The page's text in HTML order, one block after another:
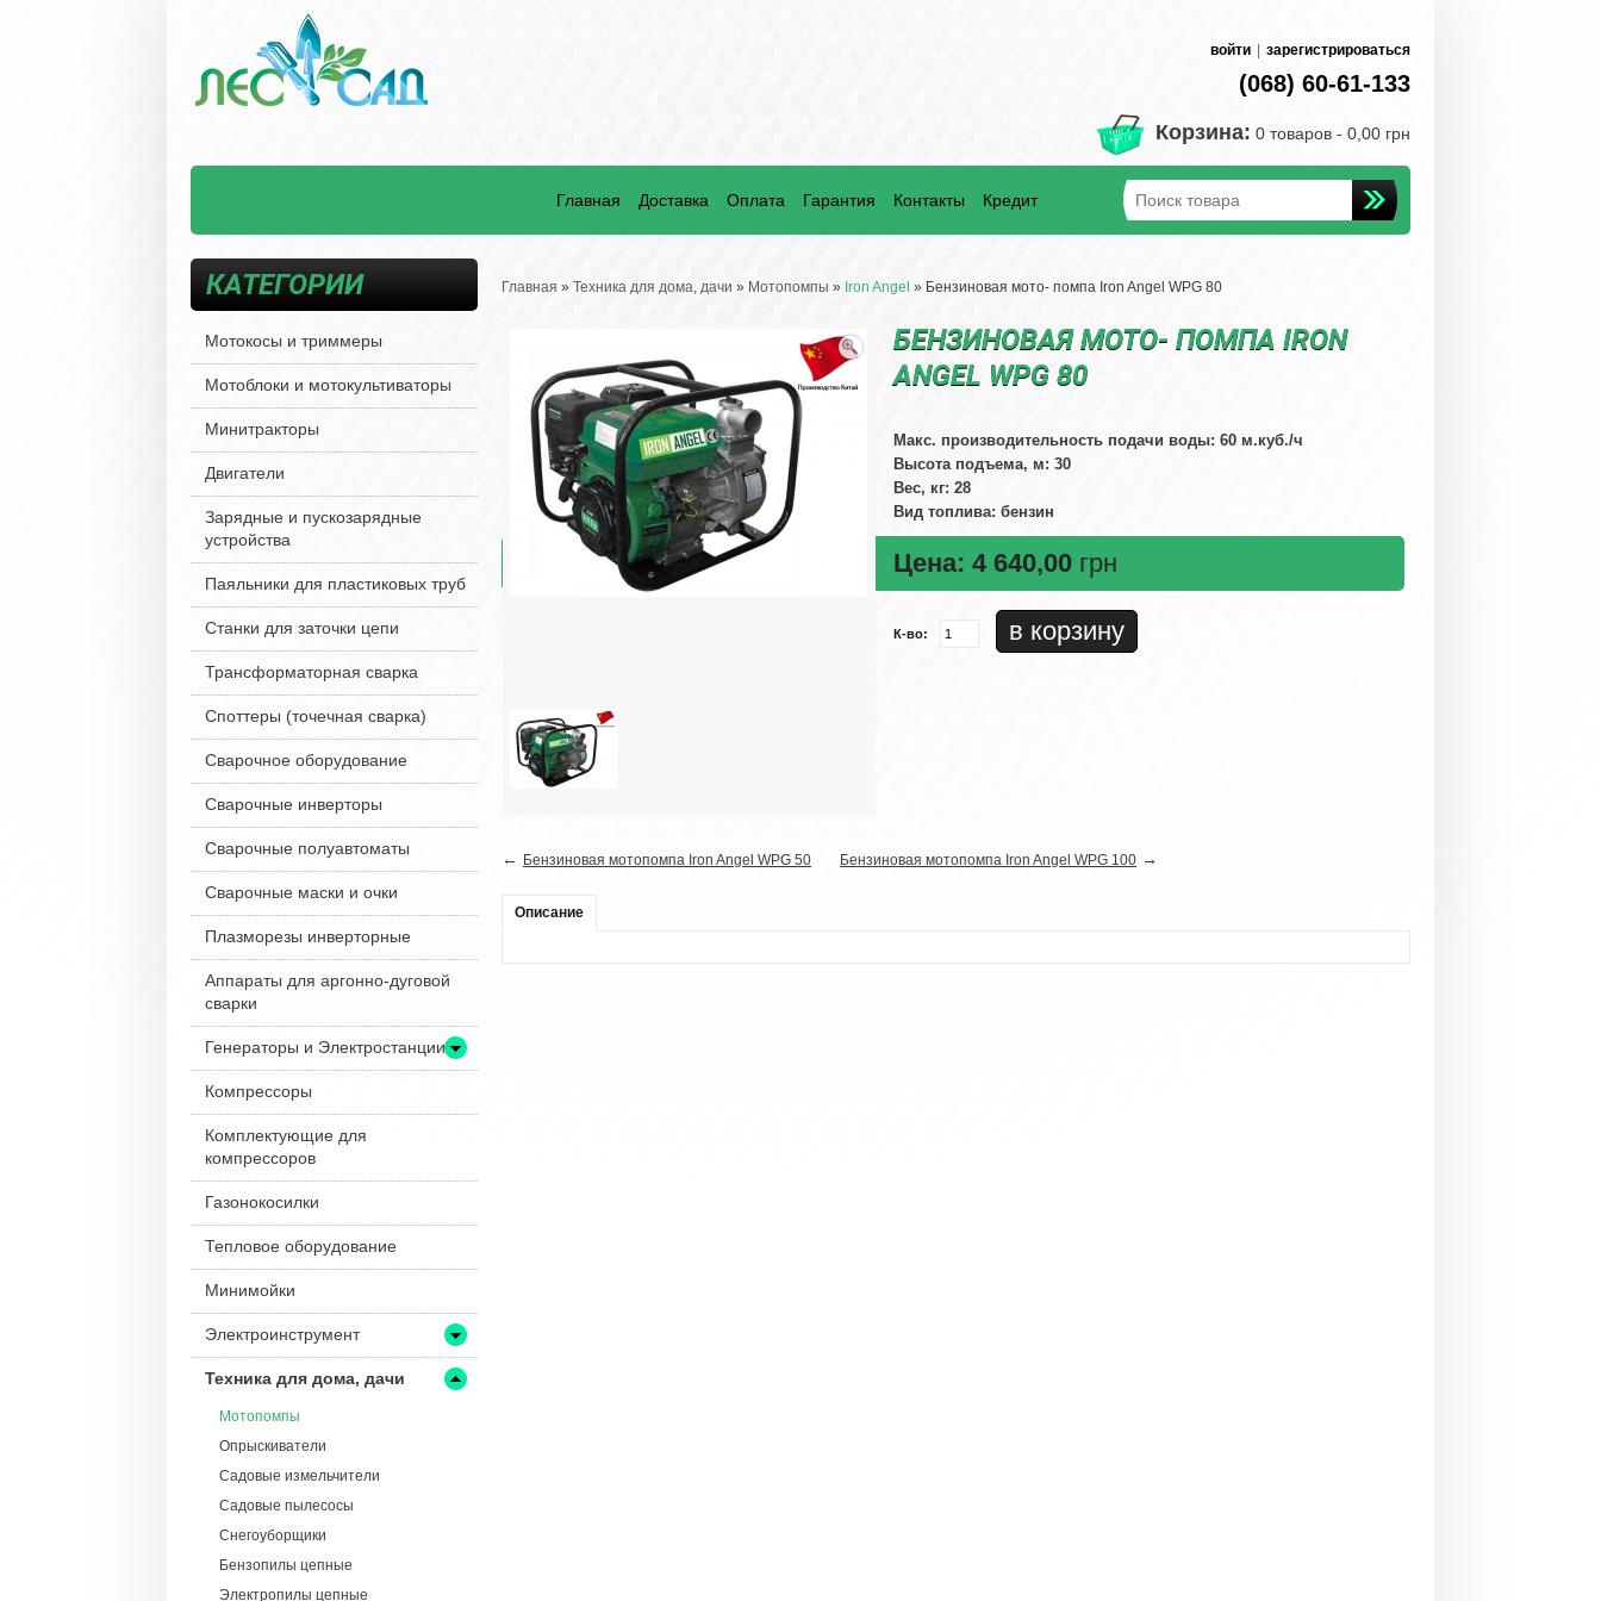
войти зарегистрироваться
(068) 60-61-133
Корзина: 0 товаров - 0,00 грн
Главная Доставка Оплата Гарантия Контакты Кредит
КАТЕГОРИИ
Мотокосы и триммеры
Мотоблоки и мотокультиваторы
Минитракторы
Двигатели
Зарядные и пускозарядные
устройства
Паяльники для пластиковых труб
Станки для заточки цепи
Трансформаторная сварка
Споттеры (точечная сварка)
Сварочное оборудование
Сварочные инверторы
Сварочные полуавтоматы
Сварочные маски и очки
Плазморезы инверторные
Аппараты для аргонно-дуговой
сварки
Генераторы и Электростанции
Компрессоры
Комплектующие для
компрессоров
Газонокосилки
Тепловое оборудование
Минимойки
Электроинструмент
Техника для дома, дачи
Мотопомпы
Опрыскиватели
Садовые измельчители
Садовые пылесосы
Снегоуборщики
Бензопилы цепные
Электропилы цепные
Главная » Техника для дома, дачи » Мотопомпы » Iron Angel » Бензиновая мото- помпа Iron Angel WPG 80
БЕНЗИНОВАЯ МОТО- ПОМПА IRON
ANGEL WPG 80
Макс. производительность подачи воды: 60 м.куб./ч
Высота подъема, м: 30
Вес, кг: 28
Вид топлива: бензин
Цена: 4 640,00 грн
К-во:
← Бензиновая мотопомпа Iron Angel WPG 50 Бензиновая мотопомпа Iron Angel WPG 100 →
Описание